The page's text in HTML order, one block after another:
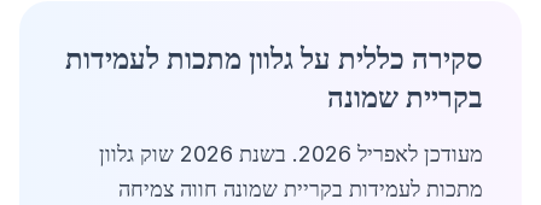
סקירה כללית על גלוון מתכות לעמידות
בקריית שמונה
מעודכן לאפריל 2026. בשנת 2026 שוק גלוון
מתכות לעמידות בקריית שמונה חווה צמיחה